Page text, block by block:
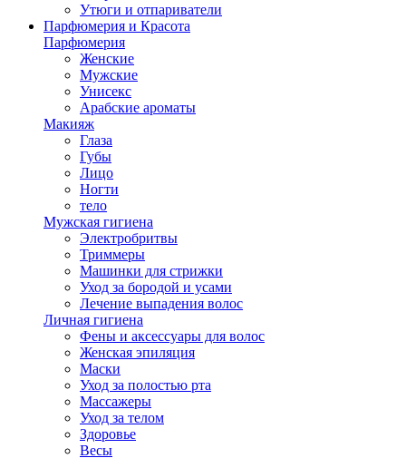
Утюги и отпариватели
Парфюмерия и Красота
Парфюмерия
Женские
Мужские
Унисекс
Арабские ароматы
Макияж
Глаза
Губы
Лицо
Ногти
тело
Мужская гигиена
Электробритвы
Триммеры
Машинки для стрижки
Уход за бородой и усами
Лечение выпадения волос
Личная гигиена
Фены и аксессуары для волос
Женская эпиляция
Маски
Уход за полостью рта
Массажеры
Уход за телом
Здоровье
Весы